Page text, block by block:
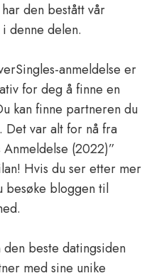
den bestått vår
denne delen.
anmeldelse er
for deg å finne en
kan finne partneren du
Det var alt for nå fra
(2022)”
Hvis du ser etter mer
besøke bloggen til
beste datingsiden
med sine unike